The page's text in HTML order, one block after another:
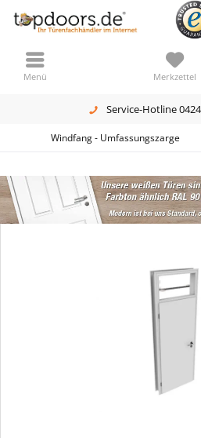
Service-Hotline
Merkzettel
Menü
Windfang - Umfassungszarge